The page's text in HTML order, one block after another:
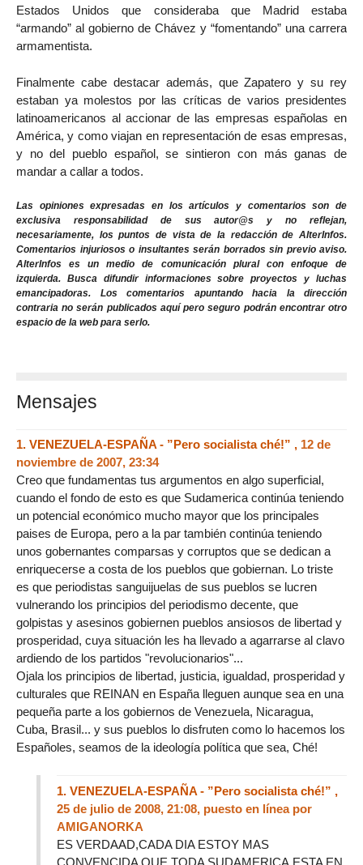
Estados Unidos que consideraba que Madrid estaba
“armando” al gobierno de Chávez y “fomentando” una carrera
armamentista.
Finalmente cabe destacar además, que Zapatero y su rey
estaban ya molestos por las críticas de varios presidentes
latinoamericanos al accionar de las empresas españolas en
América, y como viajan en representación de esas empresas,
y no del pueblo español, se sintieron con más ganas de
mandar a callar a todos.
Las opiniones expresadas en los artículos y comentarios son de
exclusiva responsabilidad de sus autor@s y no reflejan,
necesariamente, los puntos de vista de la redacción de AlterInfos.
Comentarios injuriosos o insultantes serán borrados sin previo aviso.
AlterInfos es un medio de comunicación plural con enfoque de
izquierda. Busca difundir informaciones sobre proyectos y luchas
emancipadoras. Los comentarios apuntando hacia la dirección
contraria no serán publicados aquí pero seguro podrán encontrar otro
espacio de la web para serlo.
Mensajes
1. VENEZUELA-ESPAÑA - ”Pero socialista ché!” , 12 de
noviembre de 2007, 23:34
Creo que fundamentas tus argumentos en algo superficial,
cuando el fondo de esto es que Sudamerica continúa teniendo
un potencial económico mucho mayor que los principales
paises de Europa, pero a la par también continúa teniendo
unos gobernantes comparsas y corruptos que se dedican a
enriquecerse a costa de los pueblos que gobiernan. Lo triste
es que periodistas sanguijuelas de sus pueblos se lucren
vulnerando los principios del periodismo decente, que
golpistas y asesinos gobiernen pueblos ansiosos de libertad y
prosperidad, cuya situación les ha llevado a agarrarse al clavo
ardiendo de los partidos "revolucionarios"...
Ojala los principios de libertad, justicia, igualdad, prosperidad y
culturales que REINAN en España lleguen aunque sea en una
pequeña parte a los gobiernos de Venezuela, Nicaragua,
Cuba, Brasil... y sus pueblos lo disfruten como lo hacemos los
Españoles, seamos de la ideología política que sea, Ché!
1. VENEZUELA-ESPAÑA - ”Pero socialista ché!” ,
25 de julio de 2008, 21:08, puesto en línea por
AMIGANORKA
ES VERDAAD,CADA DIA ESTOY MAS
CONVENCIDA QUE TODA SUDAMERICA,ESTA EN